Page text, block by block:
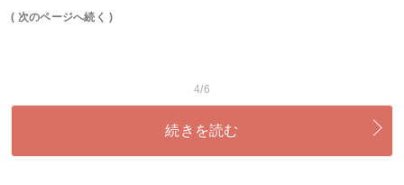
( 次のページへ続く )
4/6
続きを読む